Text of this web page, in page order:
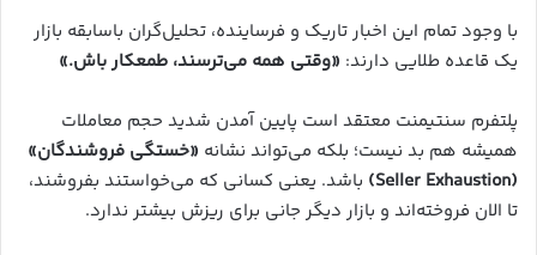
با وجود تمام این اخبار تاریک و فرساینده، تحلیل‌گران باسابقه بازار
یک قاعده طلایی دارند: «وقتی همه می‌ترسند، طمعکار باش.»
پلتفرم سنتیمنت معتقد است پایین آمدن شدید حجم معاملات
همیشه هم بد نیست؛ بلکه می‌تواند نشانه «خستگی فروشندگان»
(Seller Exhaustion)
باشد. یعنی کسانی که می‌خواستند بفروشند،
تا الان فروخته‌اند و بازار دیگر جانی برای ریزش بیشتر ندارد.